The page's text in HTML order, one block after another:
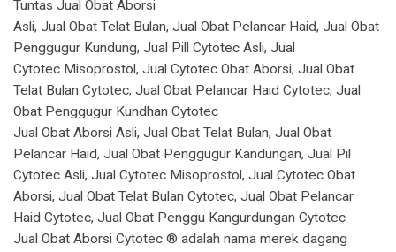
Tuntas Jual Obat Aborsi
Asli, Jual Obat Telat Bulan, Jual Obat Pelancar Haid, Jual Obat
Penggugur Kundung, Jual Pill Cytotec Asli, Jual
Cytotec Misoprostol, Jual Cytotec Obat Aborsi, Jual Obat
Telat Bulan Cytotec, Jual Obat Pelancar Haid Cytotec, Jual
Obat Penggugur Kundhan Cytotec
Jual Obat Aborsi Asli, Jual Obat Telat Bulan, Jual Obat
Pelancar Haid, Jual Obat Penggugur Kandungan, Jual Pil
Cytotec Asli, Jual Cytotec Misoprostol, Jual Cytotec Obat
Aborsi, Jual Obat Telat Bulan Cytotec, Jual Obat Pelancar
Haid Cytotec, Jual Obat Penggu Kangurdungan Cytotec
Jual Obat Aborsi Cytotec ® adalah nama merek dagang